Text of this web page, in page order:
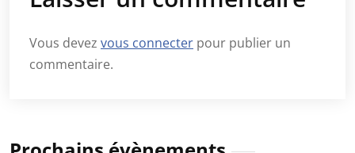
Vous devez vous connecter pour publier un
commentaire.